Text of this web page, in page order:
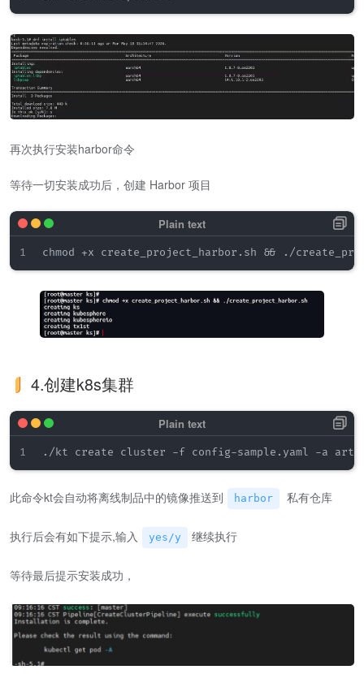
再次执行安装harbor命令
等待一切安装成功后，创建 Harbor 项目
4.创建k8s集群
此命令kt会自动将离线制品中的镜像推送到 harbor 私有仓库
执行后会有如下提示,输入 yes/y 继续执行
等待最后提示安装成功，